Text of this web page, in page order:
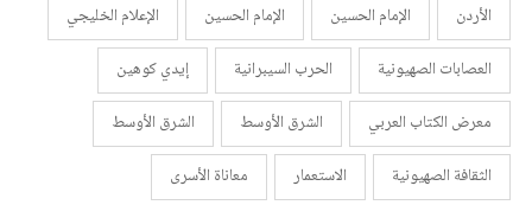
الأردن
الإمام الحسين الإمام الحسين
الإعلام الخليجي
العصابات الصهيونية
الحرب السيبرانية
إيدي كوهين
معرض الكتاب العربي
الشرق الأوسط
الشرق الأوسط
الثقافة الصهيونية
الاستعمار
معاناة الأسرى